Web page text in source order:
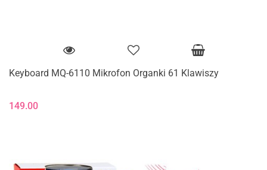
Keyboard MQ-6110 Mikrofon Organki 61 Klawiszy
149.00